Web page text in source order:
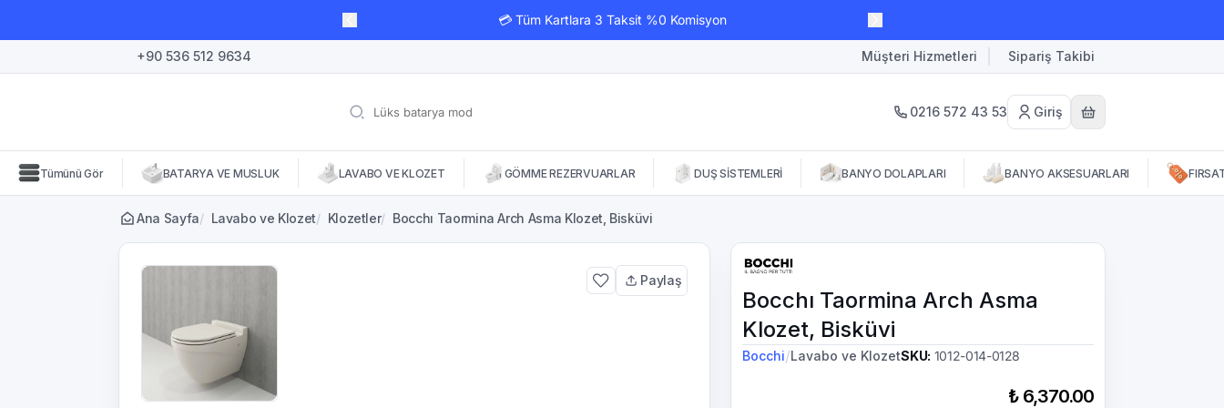
💳 Tüm Kartlara 3 Taksit %0 Komisyon
+90 536 512 9634 Müşteri Hizmetleri Sipariş Takibi
0216 572 43 53 Giriş
Tümünü Gör BATARYA VE MUSLUK LAVABO VE KLOZET GÖMME REZERVUARLAR DUŞ SİSTEMLERİ BANYO DOLAPLARI BANYO AKSESUARLARI
Ana Sayfa/ Lavabo ve Klozet/ Klozetler/ Bocchı Taormina Arch Asma Klozet, Bisküvi
Paylaş
Bocchı Taormina Arch Asma
Klozet, Bisküvi
Bocchi/Lavabo ve KlozetSKU: 1012-014-0128
₺ 6,370.00